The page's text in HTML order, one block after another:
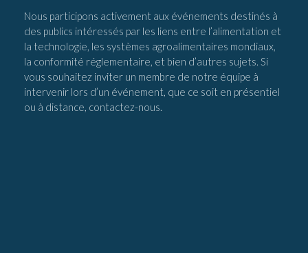
Nous participons activement aux événements destinés à
des publics intéressés par les liens entre l’alimentation et
la technologie, les systèmes agroalimentaires mondiaux,
la conformité réglementaire, et bien d’autres sujets. Si
vous souhaitez inviter un membre de notre équipe à
intervenir lors d’un événement, que ce soit en présentiel
ou à distance, contactez-nous.